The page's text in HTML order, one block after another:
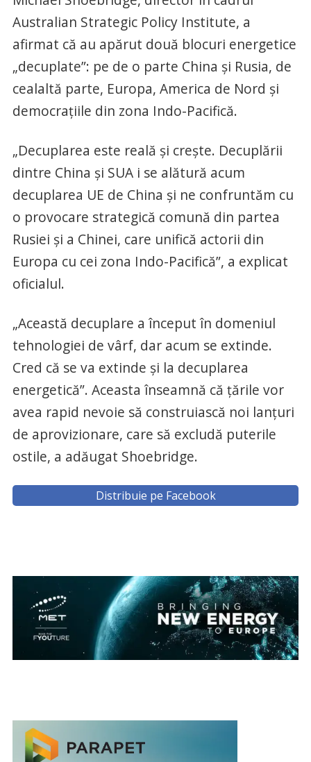
Australian Strategic Policy Institute, a
afirmat că au apărut două blocuri energetice
„decuplate”: pe de o parte China şi Rusia, de
cealaltă parte, Europa, America de Nord şi
democraţiile din zona Indo-Pacifică.
„Decuplarea este reală şi creşte. Decuplării
dintre China şi SUA i se alătură acum
decuplarea UE de China şi ne confruntăm cu
o provocare strategică comună din partea
Rusiei şi a Chinei, care unifică actorii din
Europa cu cei zona Indo-Pacifică”, a explicat
oficialul.
„Această decuplare a început în domeniul
tehnologiei de vârf, dar acum se extinde.
Cred că se va extinde şi la decuplarea
energetică”. Aceasta înseamnă că ţările vor
avea rapid nevoie să construiască noi lanţuri
de aprovizionare, care să excludă puterile
ostile, a adăugat Shoebridge.
Distribuie pe Facebook